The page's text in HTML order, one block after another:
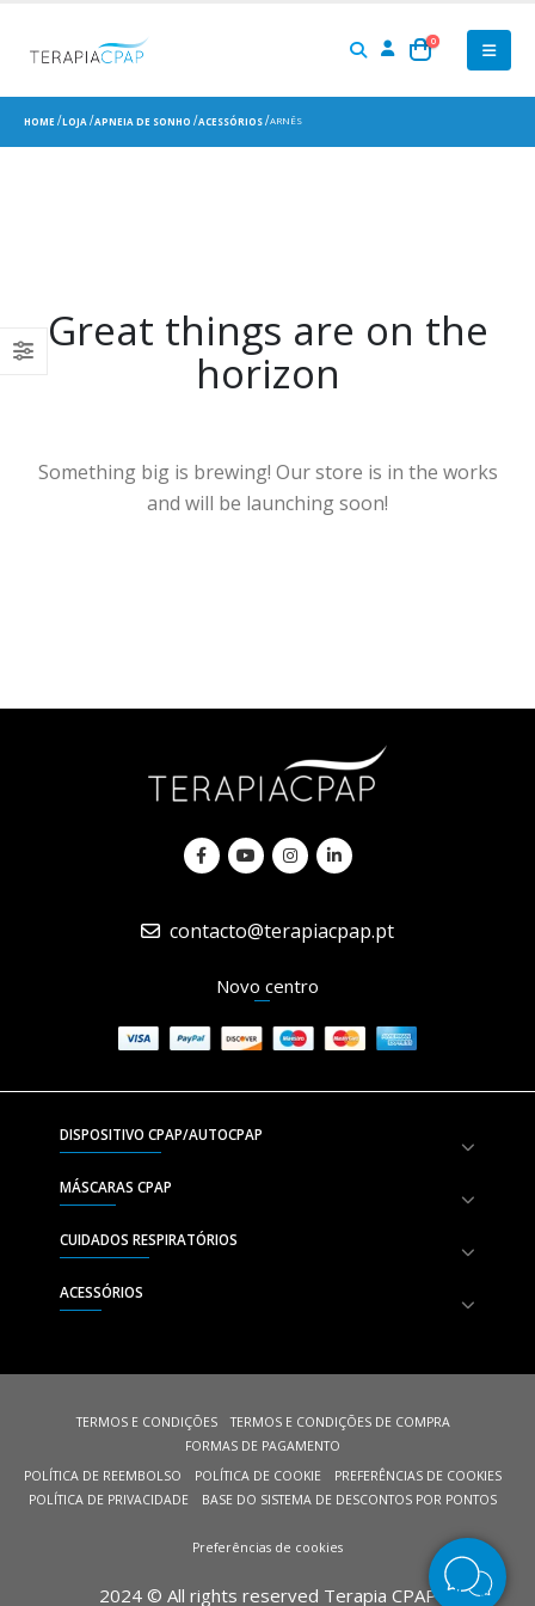
0
HOME LOJA APNEIA DE SONHO ACESSÓRIOS ARNÊS
Great things are on the
horizon
Something big is brewing! Our store is in the works
and will be launching soon!
contacto@terapiacpap.pt
Novo centro
DISPOSITIVO CPAP/AUTOCPAP
MÁSCARAS CPAP
CUIDADOS RESPIRATÓRIOS
ACESSÓRIOS
TERMOS E CONDIÇÕES
TERMOS E CONDIÇÕES DE COMPRA
FORMAS DE PAGAMENTO
POLÍTICA DE REEMBOLSO
POLÍTICA DE COOKIE
PREFERÊNCIAS DE COOKIES
POLÍTICA DE PRIVACIDADE
BASE DO SISTEMA DE DESCONTOS POR PONTOS
Preferências de cookies
2024 © All rights reserved Terapia CPAP